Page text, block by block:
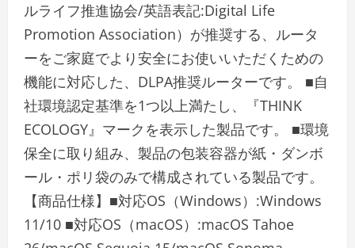
ルライフ推進協会/英語表記:Digital Life
Promotion Association）が推奨する、ルータ
ーをご家庭でより安全にお使いいただくための
機能に対応した、DLPA推奨ルーターです。 ■自
社環境認定基準を1つ以上満たし、『THINK
ECOLOGY』マークを表示した製品です。 ■環境
保全に取り組み、製品の包装容器が紙・ダンボ
ール・ポリ袋のみで構成されている製品です。
【商品仕様】■対応OS（Windows）:Windows
11/10 ■対応OS（macOS）:macOS Tahoe